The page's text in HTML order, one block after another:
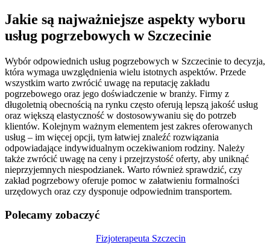
Jakie są najważniejsze aspekty wyboru
usług pogrzebowych w Szczecinie
Wybór odpowiednich usług pogrzebowych w Szczecinie to decyzja,
która wymaga uwzględnienia wielu istotnych aspektów. Przede
wszystkim warto zwrócić uwagę na reputację zakładu
pogrzebowego oraz jego doświadczenie w branży. Firmy z
długoletnią obecnością na rynku często oferują lepszą jakość usług
oraz większą elastyczność w dostosowywaniu się do potrzeb
klientów. Kolejnym ważnym elementem jest zakres oferowanych
usług – im więcej opcji, tym łatwiej znaleźć rozwiązania
odpowiadające indywidualnym oczekiwaniom rodziny. Należy
także zwrócić uwagę na ceny i przejrzystość oferty, aby uniknąć
nieprzyjemnych niespodzianek. Warto również sprawdzić, czy
zakład pogrzebowy oferuje pomoc w załatwieniu formalności
urzędowych oraz czy dysponuje odpowiednim transportem.
Polecamy zobaczyć
Fizjoterapeuta Szczecin